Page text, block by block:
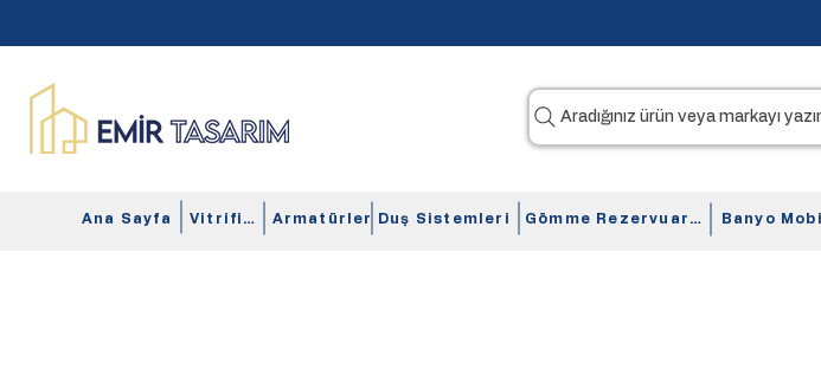
Aradığınız ürün veya markayı
Ana Sayfa Vitrifiye Armatürler Duş Sistemleri Gömme Rezervuarlar Banyo